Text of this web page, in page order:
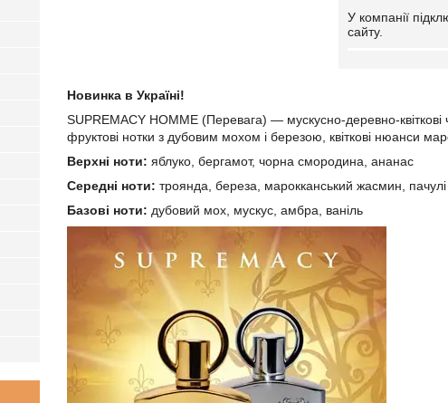
У компанії
сайту.
Новинка в Україні!
SUPREMACY HOMME (Перевага) — мускусно-деревно-квіткові
фруктові нотки з дубовим мохом і березою, квіткові нюанси
Верхні ноти: яблуко, бергамот, чорна смородина, ананас
Середні ноти: троянда, береза, марокканський жасмин, пачулі
Базові ноти: дубовий мох, мускус, амбра, ваніль